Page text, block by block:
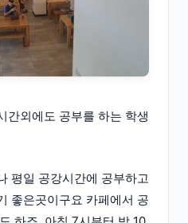
간외에도 공부를 하는 학생
평일 공강시간에 공부하고
좋은곳이구요 카페에서 공